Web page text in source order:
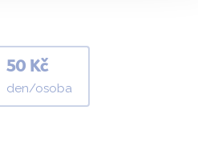
50 Kč
den/osoba